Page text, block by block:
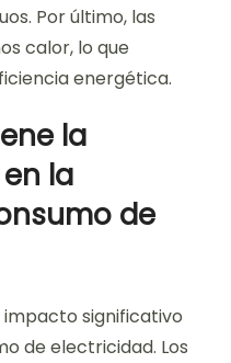
Por último, las
calor, lo que
energética.
la
la
de
impacto significativo
de electricidad. Los